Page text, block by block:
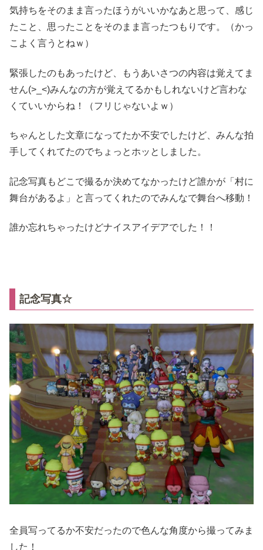
気持ちをそのまま言ったほうがいいかなあと思って、感じ
たこと、思ったことをそのまま言ったつもりです。（かっ
こよく言うとねｗ）
緊張したのもあったけど、もうあいさつの内容は覚えてま
せん(>_<)みんなの方が覚えてるかもしれないけど言わな
くていいからね！（フリじゃないよｗ）
ちゃんとした文章になってたか不安でしたけど、みんな拍
手してくれてたのでちょっとホッとしました。
記念写真もどこで撮るか決めてなかったけど誰かが「村に
舞台があるよ」と言ってくれたのでみんなで舞台へ移動！
誰か忘れちゃったけどナイスアイデアでした！！
記念写真☆
全員写ってるか不安だったので色んな角度から撮ってみま
した！